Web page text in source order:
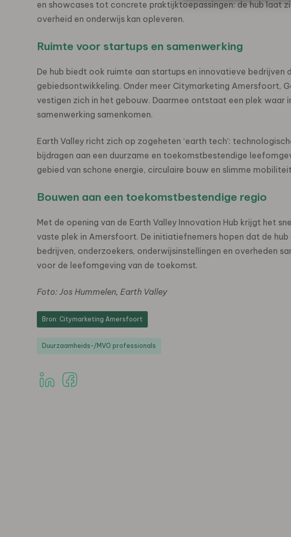
en showcases tot concrete praktijktoepassingen: de hub laat
overheid en onderwijs kan opleveren.
Ruimte voor startups en samenwerking
De hub biedt ook ruimte aan startups en innovatieve bedrijven
gebiedsontwikkeling. Onder meer Citymarketing Amersfoort,
vestigen zich in het gebouw. Daarmee ontstaat een plek waar
samenwerking samenkomen.
Earth Valley richt zich op zogeheten ‘earth tech’:
bijdragen aan een duurzame en toekomstbestendige
gebied van schone energie, circulaire bouw en slimme
Bouwen aan een toekomstbestendige regio
Met de opening van de Earth Valley Innovation Hub krijgt het
vaste plek in Amersfoort. De initiatiefnemers hopen dat de
bedrijven, onderzoekers, onderwijsinstellingen en overheden
voor de leefomgeving van de toekomst.
Foto: Jos Hummelen, Earth Valley
Bron: Citymarketing Amersfoort
Duurzaamheids-/MVO professionals